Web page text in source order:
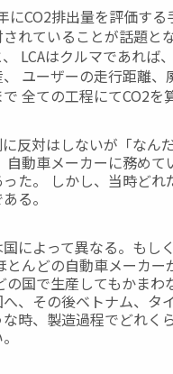
にCO2排出量を評価す
れていることが話題と
LCAはクルマであれば
ユーザーの走行距離
全ての工程にてCO2を
反対はしないが「なん
動車メーカーに務めて
た。 しかし、当時ど
る。
によって異なる。もし
んどの自動車メーカー
国で生産してもかま
、その後ベトナム、タ
時、製造過程でどれく